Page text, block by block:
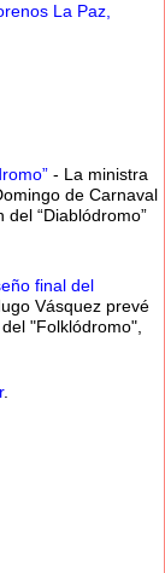
La Paz,
- La ministra
de Carnaval
“Diablódromo”
final del
Vásquez prevé
"Folklódromo",
.